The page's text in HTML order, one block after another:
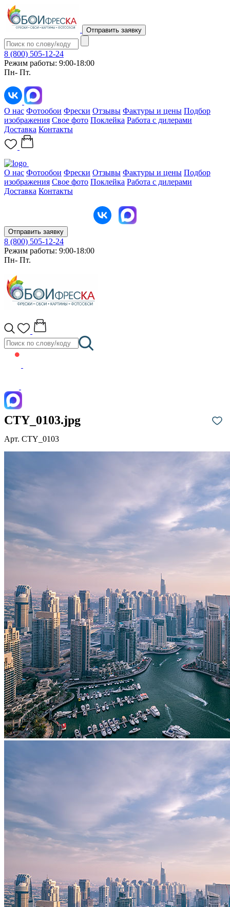
Отправить заявку
8 (800) 505-12-24
Режим работы: 9:00-18:00
Пн- Пт.
О нас Фотообои Фрески Отзывы Фактуры и цены Подбор
изображения Свое фото Поклейка Работа с дилерами
Доставка Контакты
О нас Фотообои Фрески Отзывы Фактуры и цены Подбор
изображения Свое фото Поклейка Работа с дилерами
Доставка Контакты
Отправить заявку
8 (800) 505-12-24
Режим работы: 9:00-18:00
Пн- Пт.
CTY_0103.jpg
Арт. CTY_0103